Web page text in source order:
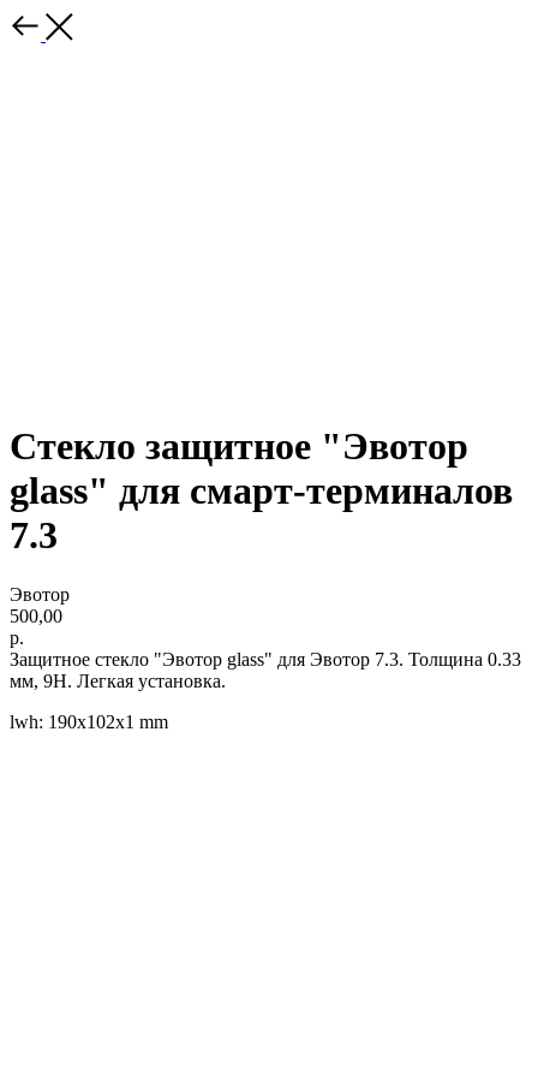
Стекло защитное "Эвотор
glass" для смарт-терминалов
7.3
Эвотор
500,00
р.
Защитное стекло "Эвотор glass" для Эвотор 7.3. Толщина 0.33
мм, 9H. Легкая установка.
lwh: 190x102x1 mm